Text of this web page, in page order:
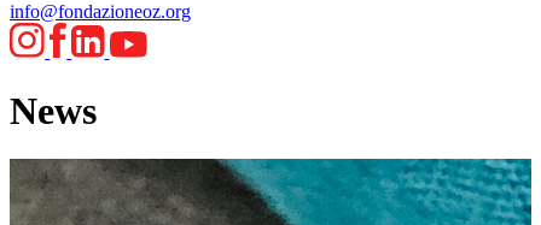
info@fondazioneoz.org
News